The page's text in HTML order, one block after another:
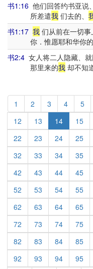
书1:16 他们回答约书亚说
所差遣我们去的、
书1:17 我 们从前在一切
你．惟愿耶和华你
书2:4 女人将二人隐藏、
那里来的我却不知
1 2 3 4 5
12
13 14 15
22
23 24 25
32
33 34 35
42
43 44 45
52
53 54 55
62
63 64 65
72
73 74 75
82
83 84 85
92
93 94 95